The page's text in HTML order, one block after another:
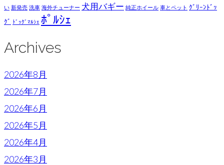
い 新発売 洗車 海外チューナー 犬用バギー 純正ホイール 車とペット ｸﾞﾘｰﾝﾄﾞｯ
ｸﾞ ﾄﾞｯｸﾞﾏﾙｼｪ ﾎﾟﾙｼｪ
Archives
2026年8月
2026年7月
2026年6月
2026年5月
2026年4月
2026年3月